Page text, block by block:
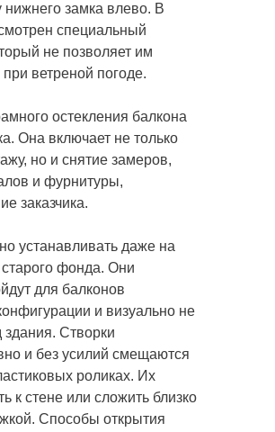
нижнего замка влево. В
специальный
не позволяет им
ветреной погоде.
остекления балкона
Она включает не только
но и снятие замеров,
и фурнитуры,
заказчика.
устанавливать даже на
фонда. Они
для балконов
и визуально не
здания. Створки
и без усилий смещаются
роликах. Их
к стене или сложить близко
Способы открытия